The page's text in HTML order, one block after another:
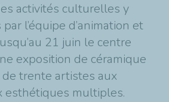
activités culturelles y
l’équipe d’animation et
21 juin le centre
exposition de céramique
trente artistes aux
esthétiques multiples.